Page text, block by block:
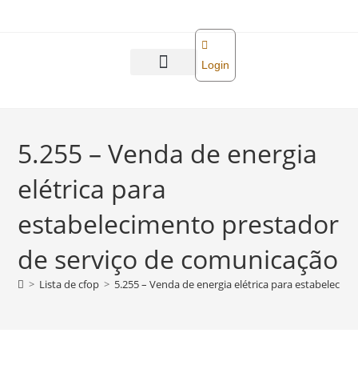
Login
5.255 – Venda de energia
elétrica para
estabelecimento prestador
de serviço de comunicação
> Lista de cfop > 5.255 – Venda de energia elétrica para